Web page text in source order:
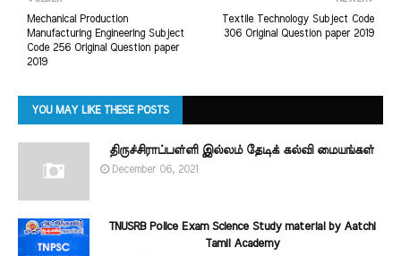
Textile Technology Subject Code
306 Original Question paper 2019
Mechanical Production
Manufacturing Engineering Subject
Code 256 Original Question paper
2019
YOU MAY LIKE THESE POSTS
திருச்சிராப்பள்ளி இல்லம் தேடிக் கல்வி மையங்கள்
December 06, 2021
TNUSRB Police Exam Science Study material by Aatchi
Tamil Academy